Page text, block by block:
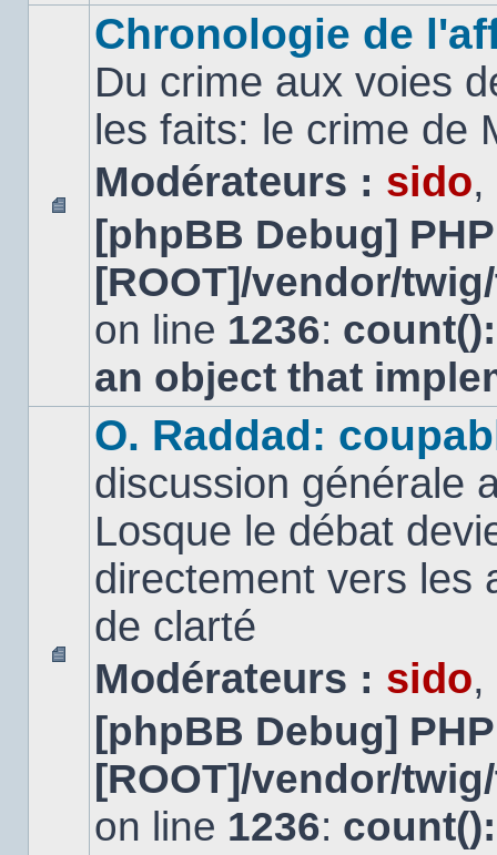
Aucun
message
non
Chronologie de
Du crime aux voies
les faits: le crime de
Modérateurs : sido,
[phpBB Debug]
[ROOT]/vendor/
on line 1236:
an object that
Aucun
message
non
O. Raddad:
discussion générale
Losque le débat
directement vers les
de clarté
Modérateurs : sido,
[phpBB Debug]
[ROOT]/vendor/
on line 1236: